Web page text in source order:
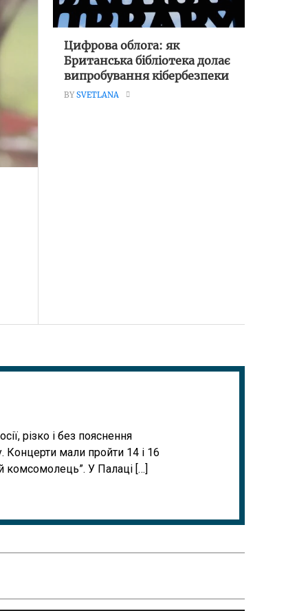
Цифрова облога: як
Британська бібліотека долає
випробування кібербезпеки
BYSVETLANA
різко і без пояснення
Концерти мали пройти 14 і 16
комсомолець”. У Палаці […]